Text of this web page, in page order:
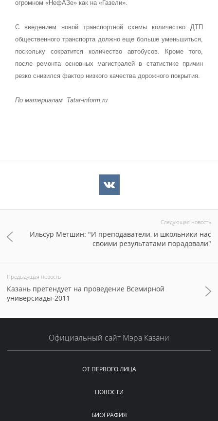
огромном «НефАЗе» как на «Газели».
С введением новой транспортной схемы количество ДТП
общественного транспорта должно еще больше уменьшиться,
поскольку сократится количество автобусов. Кроме того,
после ремонта основных магистралей в статистике причин
резко снизился фактор низкого качества дорожного покрытия.
По материалам Tatar-inform.ru
Следующая новость
Ильсур Метшин: "И преподаватели, и школьники нас
своими результатами порадовали"
Предыдущая новость
Казань претендует на проведение Всемирной
универсиады-2011
Официальный сайт Мэра Казани
ОТ ПЕРВОГО ЛИЦА
НОВОСТИ
БИОГРАФИЯ